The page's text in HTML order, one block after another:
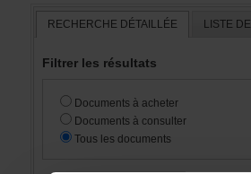
RECHERCHEDÉTAILLÉE
Filtrerlesrésultats
Documentsàacheter
Documentsàconsulter
Touslesdocuments